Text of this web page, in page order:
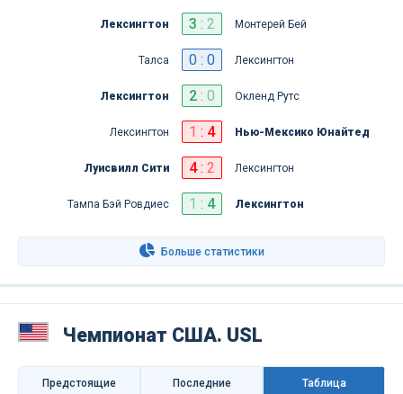
Лексингтон 3 : 2 Монтерей Бей
Талса 0 : 0 Лексингтон
Лексингтон 2: 0 Окленд Рутс
Лексингтон 1 : 4 Нью-Мексико Юнайтед
Луисвилл Сити 4: 2 Лексингтон
Тампа Бэй Ровдиес 1 : 4 Лексингтон
Больше статистики
Чемпионат США. USL
Предстоящие Последниe Таблица